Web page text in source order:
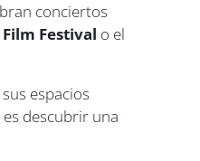
conciertos
Festival o el
espacios
descubrir una